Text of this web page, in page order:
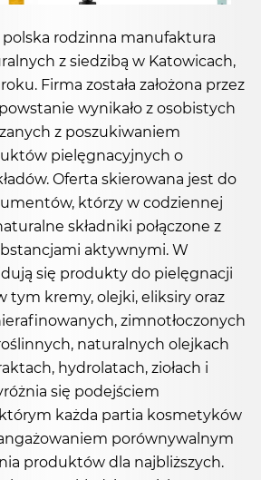
polska rodzinna manufaktura
z siedzibą w Katowicach,
Firma została założona przez
powstanie wynikało z osobistych
z poszukiwaniem
pielęgnacyjnych o
Oferta skierowana jest do
którzy w codziennej
składniki połączone z
aktywnymi. W
się produkty do pielęgnacji
tym kremy, olejki, eliksiry oraz
zimnotłoczonych
naturalnych olejkach
hydrolatach, ziołach i
się podejściem
każda partia kosmetyków
porównywalnym
produktów dla najbliższych.